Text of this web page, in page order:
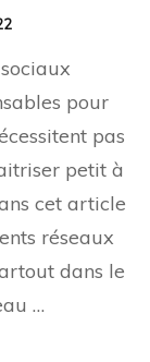
pour
pas
petit à
cet article
réseaux
dans le
…